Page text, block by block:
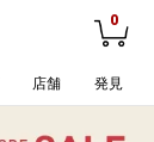
0
店舗 発見